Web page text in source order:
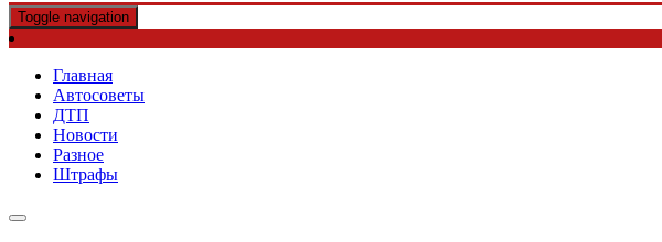
Toggle navigation
Главная
Автосоветы
ДТП
Новости
Разное
Штрафы